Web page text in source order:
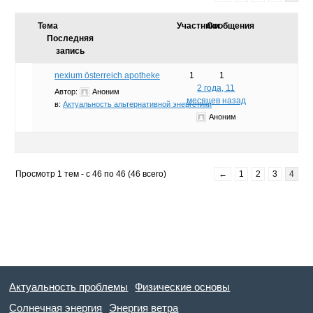
Тема УчастникиСообщения
Последняя
запись
nexium österreich apotheke
Автор:
Аноним
в: Актуальность альтернативной энергетики
1
1
2 года, 11
месяцев назад
Аноним
Просмотр 1 тем - с 46 по 46 (46 всего) ← 1 2 3 4
Актуальность проблемы
Физические основы
Солнечная энергия
Энергия ветра